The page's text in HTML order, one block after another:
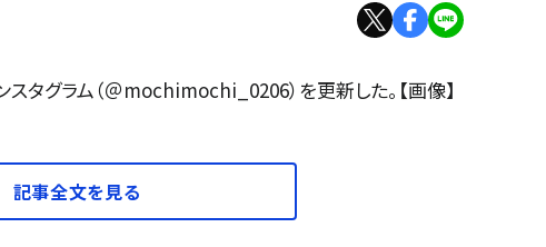
タグラム（＠mochimochi_0206）を更新した。【画像】
記事全文を見る